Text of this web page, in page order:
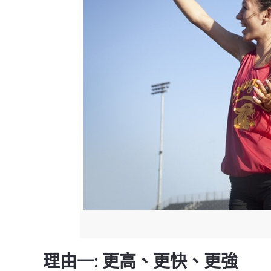
理由一: 更高、更快、更強